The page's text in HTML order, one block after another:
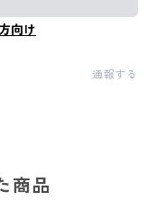
向け
通報する
商品